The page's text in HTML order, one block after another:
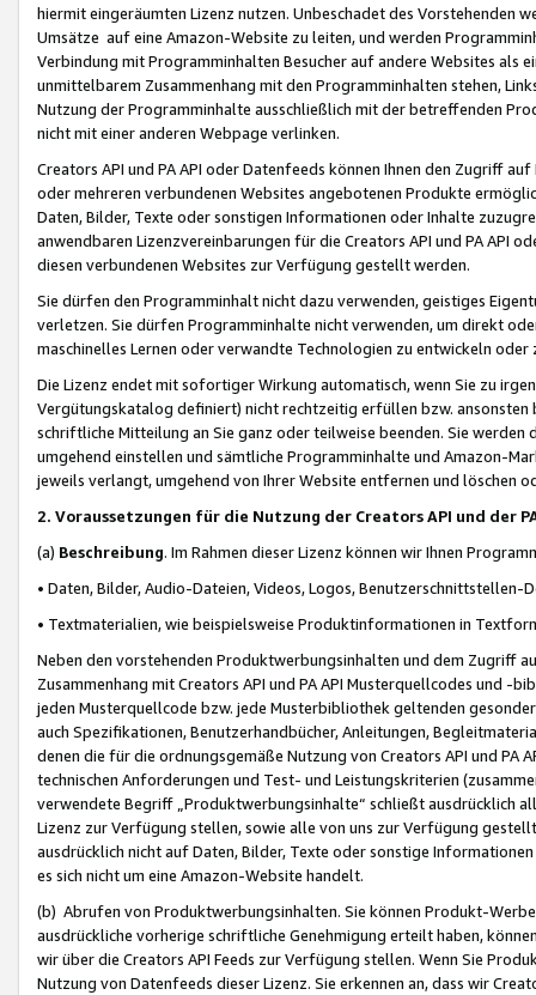
hiermit eingeräumten Lizenz nutzen. Unbeschadet des Vorstehenden
Umsätze auf eine Amazon-Website zu leiten, und werden
Verbindung mit Programminhalten Besucher auf andere Websites als
unmittelbarem Zusammenhang mit den Programminhalten stehen,
Nutzung der Programminhalte ausschließlich mit der betreffenden
nicht mit einer anderen Webpage verlinken.
Creators API und PA API oder Datenfeeds können Ihnen den Zugriff
oder mehreren verbundenen Websites angebotenen Produkte
Daten, Bilder, Texte oder sonstigen Informationen oder Inhalte
anwendbaren Lizenzvereinbarungen für die Creators API und PA API
diesen verbundenen Websites zur Verfügung gestellt werden.
Sie dürfen den Programminhalt nicht dazu verwenden, geistiges
verletzen. Sie dürfen Programminhalte nicht verwenden, um direkt
maschinelles Lernen oder verwandte Technologien zu entwickeln
Die Lizenz endet mit sofortiger Wirkung automatisch, wenn Sie zu
Vergütungskatalog definiert) nicht rechtzeitig erfüllen bzw. ansonsten
schriftliche Mitteilung an Sie ganz oder teilweise beenden. Sie werden
umgehend einstellen und sämtliche Programminhalte und Amazon-
jeweils verlangt, umgehend von Ihrer Website entfernen und löschen
2. Voraussetzungen für die Nutzung der Creators API und der
(a) Beschreibung. Im Rahmen dieser Lizenz können wir Ihnen
• Daten, Bilder, Audio-Dateien, Videos, Logos, Benutzerschnittstellen-
• Textmaterialien, wie beispielsweise Produktinformationen in
Neben den vorstehenden Produktwerbungsinhalten und dem Zugriff
Zusammenhang mit Creators API und PA API Musterquellcodes und
jeden Musterquellcode bzw. jede Musterbibliothek geltenden
auch Spezifikationen, Benutzerhandbücher, Anleitungen,
denen die für die ordnungsgemäße Nutzung von Creators API und PA
technischen Anforderungen und Test- und Leistungskriterien
verwendete Begriff „Produktwerbungsinhalte“ schließt ausdrücklich
Lizenz zur Verfügung stellen, sowie alle von uns zur Verfügung
ausdrücklich nicht auf Daten, Bilder, Texte oder sonstige
es sich nicht um eine Amazon-Website handelt.
(b) Abrufen von Produktwerbungsinhalten. Sie können Produkt-
ausdrückliche vorherige schriftliche Genehmigung erteilt haben,
wir über die Creators API Feeds zur Verfügung stellen. Wenn Sie
Nutzung von Datenfeeds dieser Lizenz. Sie erkennen an, dass wir